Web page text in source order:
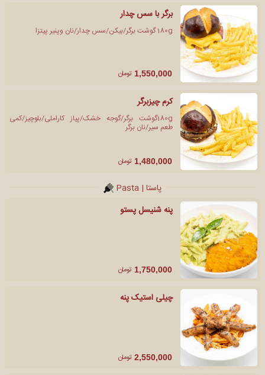
برگر با سس چدار
180g گوشت برگر/بیکن/سس چدار/نان وپنیر پیتزا
1,550,000 تومان
کرم چیزبرگر
180gگوشت برگر/گوجه خشک/پیاز کاراملی/بلوچیز/کمی
طعم سیر/نان برگر
1,480,000 تومان
پاستا | Pasta
پنه شنیسل پستو
1,750,000 تومان
چیلی استیک پنه
2,550,000 تومان